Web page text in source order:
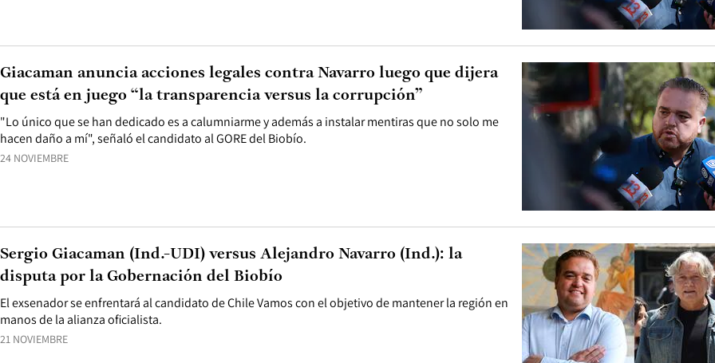
24 NOVIEMBRE
"Lo único que se han dedicado es a calumniarme y además a instalar mentiras que no solo me
hacen daño a mí", señaló el candidato al GORE del Biobío.
Giacaman anuncia acciones legales contra Navarro luego que dijera
que está en juego “la transparencia versus la corrupción”
21 NOVIEMBRE
El exsenador se enfrentará al candidato de Chile Vamos con el objetivo de mantener la región en
manos de la alianza oficialista.
Sergio Giacaman (Ind.-UDI) versus Alejandro Navarro (Ind.): la
disputa por la Gobernación del Biobío